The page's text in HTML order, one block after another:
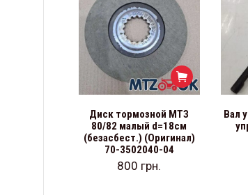
Диск тормозной МТЗ
80/82 малый d=18см
(безасбест.) (Оригинал)
70-3502040-04
800 грн.
Вал